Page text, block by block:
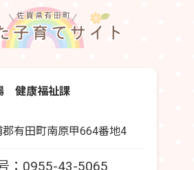
健康福祉課
有田町南原甲664番地4
： 0955-43-5065